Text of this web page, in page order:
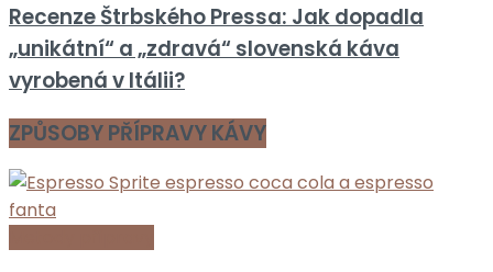
Recenze Štrbského Pressa: Jak dopadla
„unikátní“ a „zdravá“ slovenská káva
vyrobená v Itálii?
ZPŮSOBY PŘÍPRAVY KÁVY